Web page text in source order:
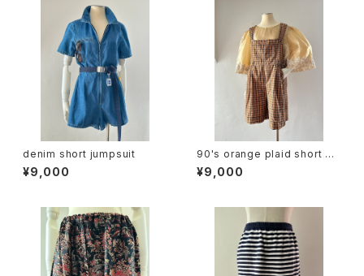
denim short jumpsuit
¥9,000
90's orange plaid short ov
erall
¥9,000